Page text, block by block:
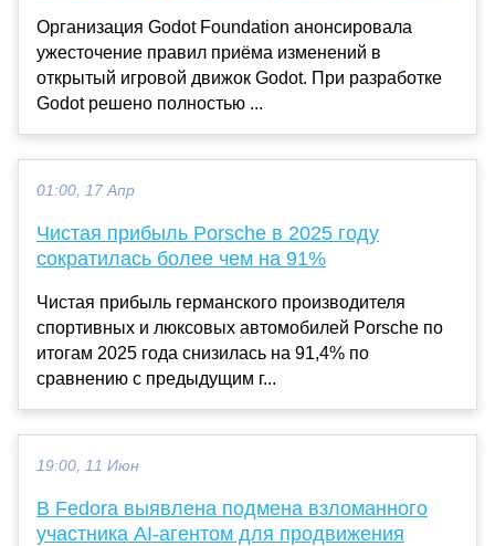
Организация Godot Foundation анонсировала
ужесточение правил приёма изменений в
открытый игровой движок Godot. При разработке
Godot решено полностью ...
01:00, 17 Апр
Чистая прибыль Porsche в 2025 году
сократилась более чем на 91%
Чистая прибыль германского производителя
спортивных и люксовых автомобилей Porsche по
итогам 2025 года снизилась на 91,4% по
сравнению с предыдущим г...
19:00, 11 Июн
В Fedora выявлена подмена взломанного
участника AI-агентом для продвижения